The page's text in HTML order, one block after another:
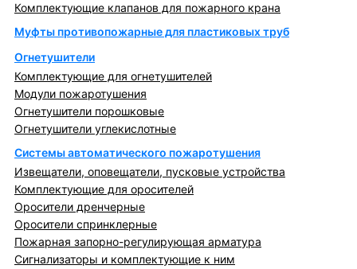
Комплектующие клапанов для пожарного крана
Муфты противопожарные для пластиковых труб
Огнетушители
Комплектующие для огнетушителей
Модули пожаротушения
Огнетушители порошковые
Огнетушители углекислотные
Системы автоматического пожаротушения
Извещатели, оповещатели, пусковые устройства
Комплектующие для оросителей
Оросители дренчерные
Оросители спринклерные
Пожарная запорно-регулирующая арматура
Сигнализаторы и комплектующие к ним